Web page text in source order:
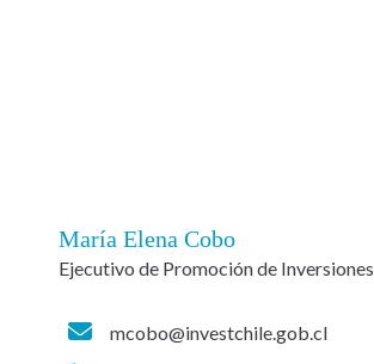
María Elena Cobo
Ejecutivo de Promoción de Inversiones
mcobo@investchile.gob.cl